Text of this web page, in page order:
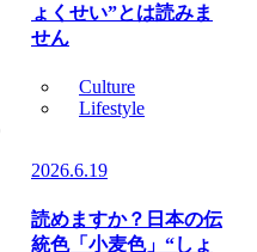
ょくせい”とは読みま
せん
Culture
Lifestyle
2026.6.19
読めますか？日本の伝
統色「小麦色」“しょ